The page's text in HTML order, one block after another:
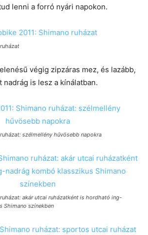
lenni a forró nyári napokon.
végig zipzáras mez, és lazább,
nadrág is lesz a kínálatban.
szélmellény hűvösebb napokra
akár utcai ruházatként is hordható ing-
Shimano színekben